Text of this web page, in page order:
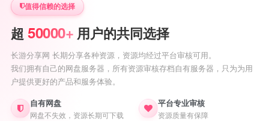
值得信赖的选择
超50000+ 用户的共同选择
长游分享网 长期分享各种资源，资源均经过平台审核可用。
我们拥有自己的网盘服务器，所有资源审核存档自有服务器，只为为用
户提供更好的产品和服务体验。
自有网盘
网盘不失效，资源长期可下载
平台专业审核
资源质量有保障